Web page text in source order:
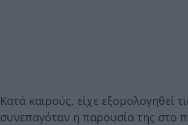
Κατά καιρούς, είχε εξομολογηθεί
συνεπαγόταν η παρουσία της στο